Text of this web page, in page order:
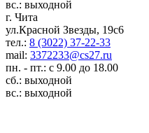
вс.: выходной
г. Чита
ул.Красной Звезды, 19с6
тел.: 8 (3022) 37-22-33
mail: 3372233@cs27.ru
пн. - пт.: с 9.00 до 18.00
сб.: выходной
вс.: выходной